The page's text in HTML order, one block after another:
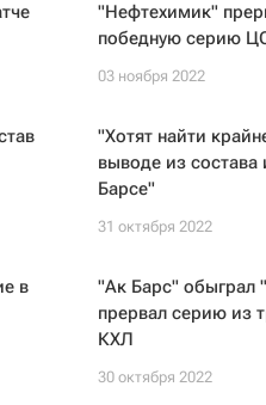
"Нефтехимик"
победную серию
03 ноября 2022
"Хотят найти
выводе из состава
Барсе"
31 октября 2022
в
"Ак Барс" обыграл
прервал серию из
КХЛ
30 октября 2022